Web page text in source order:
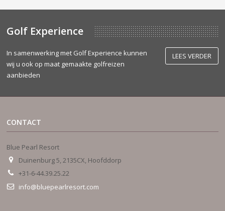
Golf Experience
LEES VERDER
In samenwerking met Golf Experience kunnen
wij u ook op maat gemaakte golfreizen
aanbieden
CONTACT
Blue Pearl Resort
Duinenburg 5, 2135CX, Hoofddorp
+31-6-44.39.25.22
info@bluepearlresort.com